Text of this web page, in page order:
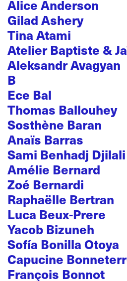
Alice Anderson
Gilad Ashery
Tina Atami
Atelier Baptiste &
Aleksandr Avagyan
B
Ece Bal
Thomas Ballouhey
Sosthène Baran
Anaïs Barras
Sami Benhadj Djilali
Amélie Bernard
Zoé Bernardi
Raphaëlle Bertran
Luca Beux-Prere
Yacob Bizuneh
Sofía Bonilla Otoya
Capucine
François Bonnot